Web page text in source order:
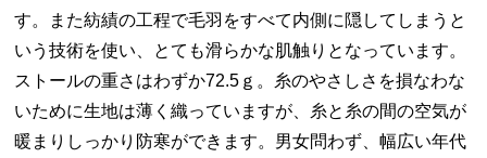
す。また紡績の工程で毛羽をすべて内側に隠してしまうと
いう技術を使い、とても滑らかな肌触りとなっています。
ストールの重さはわずか72.5ｇ。糸のやさしさを損なわな
いために生地は薄く織っていますが、糸と糸の間の空気が
暖まりしっかり防寒ができます。男女問わず、幅広い年代